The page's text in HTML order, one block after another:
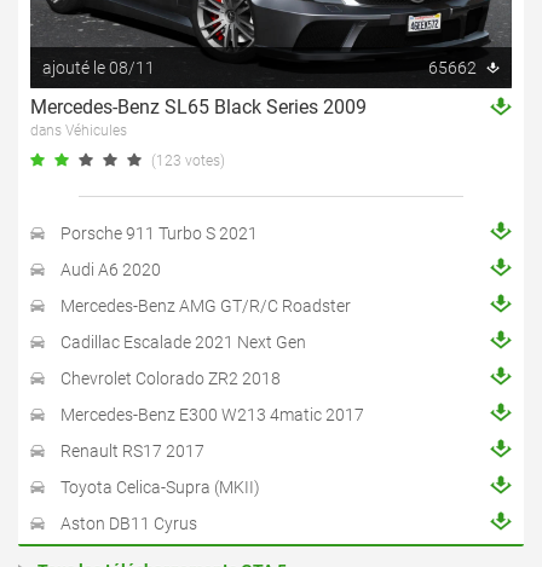
ajouté le 08/11 65662
Mercedes-Benz SL65 Black Series 2009
dans Véhicules
(123 votes)
Porsche 911 Turbo S 2021
Audi A6 2020
Mercedes-Benz AMG GT/R/C Roadster
Cadillac Escalade 2021 Next Gen
Chevrolet Colorado ZR2 2018
Mercedes-Benz E300 W213 4matic 2017
Renault RS17 2017
Toyota Celica-Supra (MKII)
Aston DB11 Cyrus